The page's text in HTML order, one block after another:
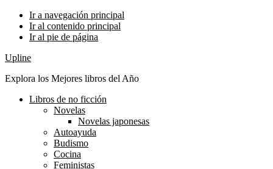
Ir a navegación principal
Ir al contenido principal
Ir al pie de página
Upline
Explora los Mejores libros del Año
Libros de no ficción
Novelas
Novelas japonesas
Autoayuda
Budismo
Cocina
Feministas